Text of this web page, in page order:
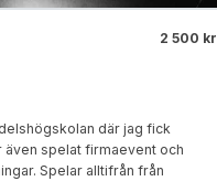
2 500 kr
där jag fick
även spelat firmaevent och
Spelar alltifrån från